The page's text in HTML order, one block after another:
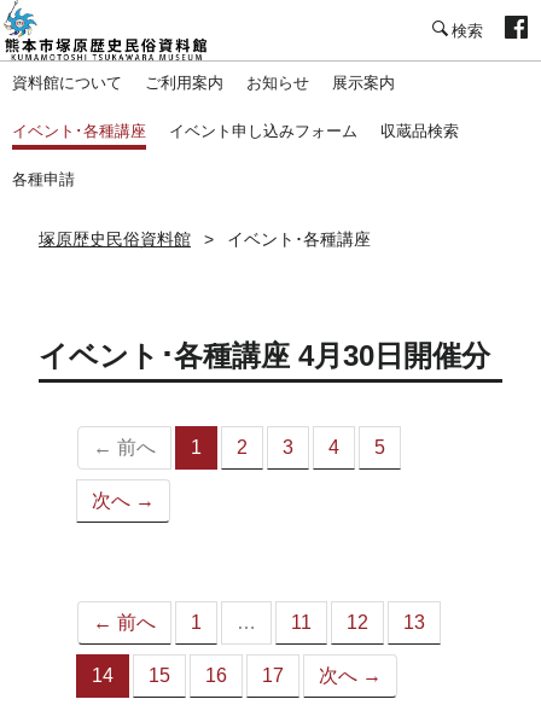
資料館について ご利用案内 お知らせ 展示案内
イベント･各種講座 イベント申し込みフォーム 収蔵品検索
各種申請
塚原歴史民俗資料館 イベント･各種講座
イベント･各種講座 4月30日開催分
← 前へ 1
（こ
2 3 4 5
次へ →
← 前へ 1 … 11 12 13
14
（こ
15 16 17 次へ →